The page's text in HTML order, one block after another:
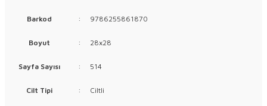
Barkod : 9786255861870
Boyut : 28x28
Sayfa Sayısı : 514
Cilt Tipi : Ciltli